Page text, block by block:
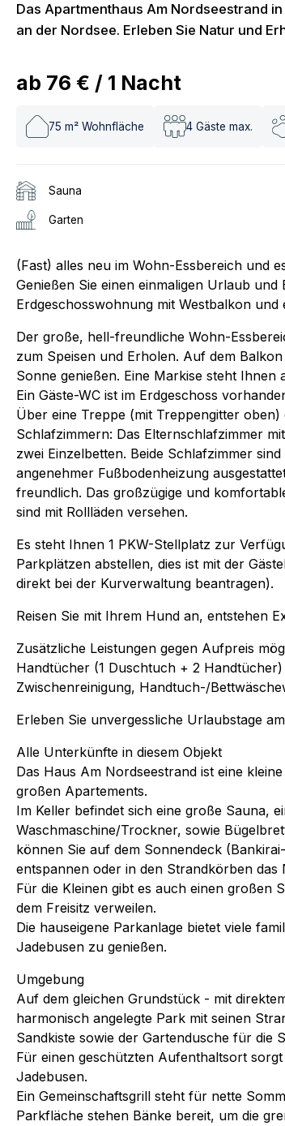
Das Apartmenthaus Am Nordseestrand
an der Nordsee. Erleben Sie Natur und
ab 76 € / 1 Nacht
75 m² Wohnfläche 4 Gäste max.
Sauna
Garten
(Fast) alles neu im Wohn-Essbereich und
Genießen Sie einen einmaligen Urlaub
Erdgeschosswohnung mit Westbalkon
Der große, hell-freundliche Wohn-
zum Speisen und Erholen. Auf dem
Sonne genießen. Eine Markise steht Ihnen
Ein Gäste-WC ist im Erdgeschoss
Über eine Treppe (mit Treppengitter
Schlafzimmern: Das Elternschlafzimmer
zwei Einzelbetten. Beide Schlafzimmer
angenehmer Fußbodenheizung
freundlich. Das großzügige und
sind mit Rollläden versehen.
Es steht Ihnen 1 PKW-Stellplatz zur
Parkplätzen abstellen, dies ist mit der
direkt bei der Kurverwaltung beantragen).
Reisen Sie mit Ihrem Hund an, entstehen
Zusätzliche Leistungen gegen Aufpreis
Handtücher (1 Duschtuch + 2
Zwischenreinigung, Handtuch-/
Erleben Sie unvergessliche Urlaubstage
Alle Unterkünfte in diesem Objekt
Das Haus Am Nordseestrand ist eine
großen Apartements.
Im Keller befindet sich eine große Sauna,
Waschmaschine/Trockner, sowie
können Sie auf dem Sonnendeck
entspannen oder in den Strandkörben das
Für die Kleinen gibt es auch einen großen
dem Freisitz verweilen.
Die hauseigene Parkanlage bietet viele
Jadebusen zu genießen.
Umgebung
Auf dem gleichen Grundstück - mit
harmonisch angelegte Park mit seinen
Sandkiste sowie der Gartendusche für die
Für einen geschützten Aufenthaltsort
Jadebusen.
Ein Gemeinschaftsgrill steht für nette
Parkfläche stehen Bänke bereit, um die